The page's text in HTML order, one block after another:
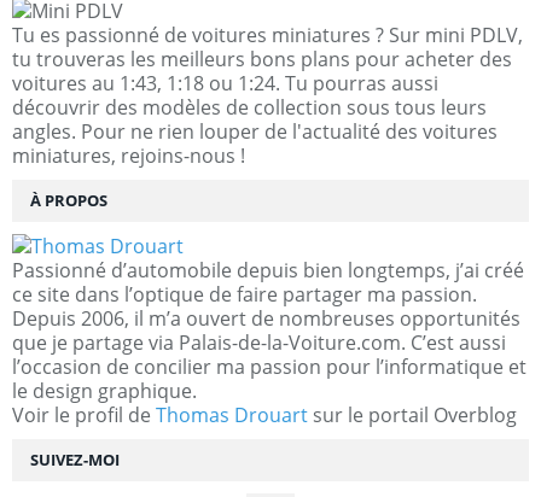
SUIVEZ-MOI
Tu es passionné de voitures miniatures ? Sur mini PDLV,
tu trouveras les meilleurs bons plans pour acheter des
voitures au 1:43, 1:18 ou 1:24. Tu pourras aussi
découvrir des modèles de collection sous tous leurs
angles. Pour ne rien louper de l'actualité des voitures
miniatures, rejoins-nous !
À PROPOS
Passionné d’automobile depuis bien longtemps, j’ai créé
ce site dans l’optique de faire partager ma passion.
Depuis 2006, il m’a ouvert de nombreuses opportunités
que je partage via Palais-de-la-Voiture.com. C’est aussi
l’occasion de concilier ma passion pour l’informatique et
le design graphique.
Voir le profil de Thomas Drouart sur le portail Overblog